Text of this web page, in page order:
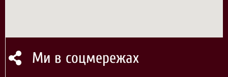
Ми в соцмережах